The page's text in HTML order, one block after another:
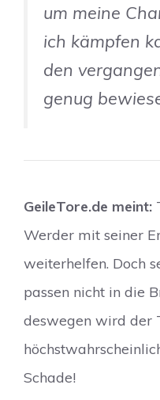
um meine
ich kämpfen
den
genug
GeileTore.de meint:
Werder mit seiner
weiterhelfen. Doch
passen nicht in die
deswegen wird der
Schade!